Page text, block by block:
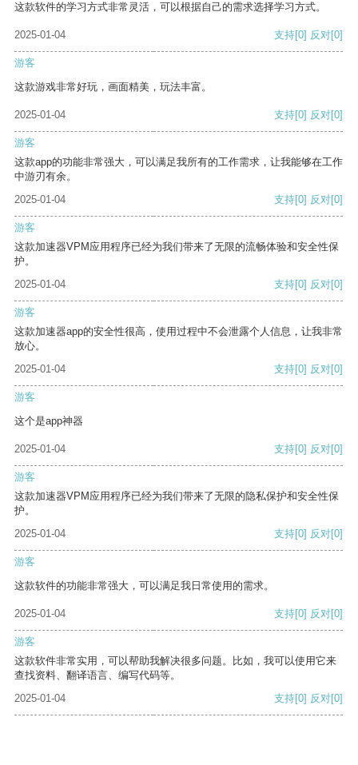
这款软件的学习方式非常灵活，可以根据自己的需求选择学习方式。
2025-01-04 支持[0] 反对[0]
游客
这款游戏非常好玩，画面精美，玩法丰富。
2025-01-04 支持[0] 反对[0]
游客
这款app的功能非常强大，可以满足我所有的工作需求，让我能够在工作
中游刃有余。
2025-01-04
支持[0] 反对[0]
游客
这款加速器VPM应用程序已经为我们带来了无限的流畅体验和安全性保
护。
2025-01-04
支持[0] 反对[0]
游客
这款加速器app的安全性很高，使用过程中不会泄露个人信息，让我非常
放心。
2025-01-04
支持[0] 反对[0]
游客
这个是app神器
2025-01-04 支持[0] 反对[0]
游客
这款加速器VPM应用程序已经为我们带来了无限的隐私保护和安全性保
护。
2025-01-04
支持[0] 反对[0]
游客
这款软件的功能非常强大，可以满足我日常使用的需求。
2025-01-04 支持[0] 反对[0]
游客
这款软件非常实用，可以帮助我解决很多问题。比如，我可以使用它来
查找资料、翻译语言、编写代码等。
2025-01-04
支持[0] 反对[0]